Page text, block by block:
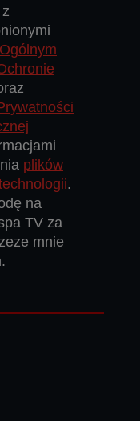
plików
.
na
TV za
mnie